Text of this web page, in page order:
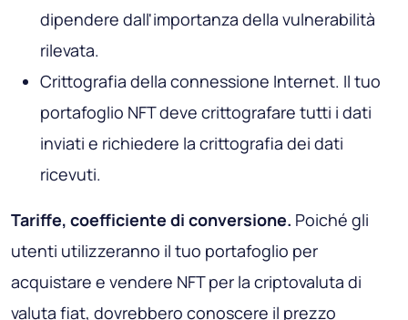
dipendere dall'importanza della vulnerabilità
rilevata.
Crittografia della connessione Internet. Il tuo
portafoglio NFT deve crittografare tutti i dati
inviati e richiedere la crittografia dei dati
ricevuti.
Tariffe, coefficiente di conversione. Poiché gli
utenti utilizzeranno il tuo portafoglio per
acquistare e vendere NFT per la criptovaluta di
valuta fiat, dovrebbero conoscere il prezzo